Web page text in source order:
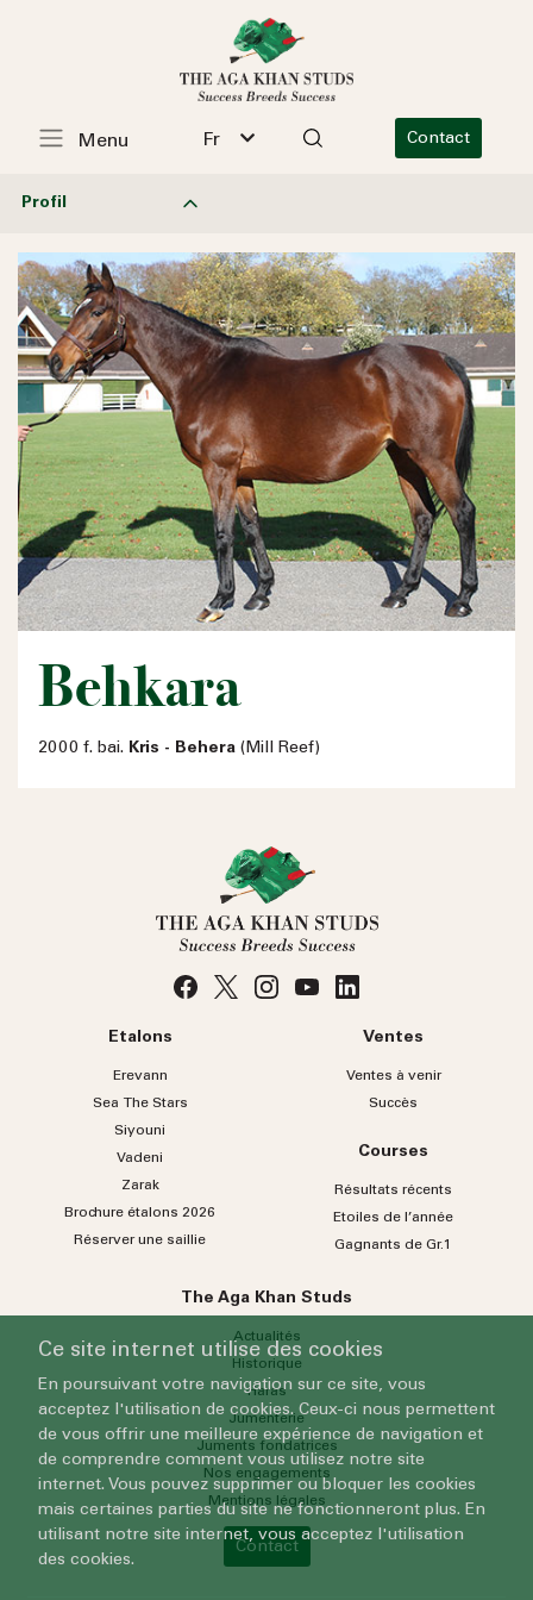
Fr Contact
Menu
Profil
Behkara
2000 f. bai. Kris - Behera (Mill Reef)
Etalons
Erevann
Sea TheStars
Siyouni
Vadeni
Zarak
Brochure étalons 2026
Réserver une saillie
Ventes
Ventes à venir
Succès
Courses
Résultats récents
Etoiles de l’année
Gagnants de Gr.1
The Aga Khan Studs
Actualités
Historique
Haras
Jumenterie
Juments fondatrices
Nos engagements
Mentions légales
Contact
Ce site internet utilise des cookies
En poursuivant votre navigation sur ce site, vous
acceptez l'utilisation de cookies. Ceux-ci nous permettent
de vous offrir une meilleure expérience de navigation et
de comprendre comment vous utilisez notre site
internet. Vous pouvez supprimer ou bloquer les cookies
mais certaines parties du site ne fonctionneront plus. En
utilisant notre site internet, vous acceptez l'utilisation
des cookies.